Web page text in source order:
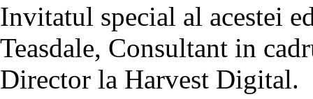
Invitatul special al acestei
Teasdale, Consultant in
Director la Harvest Digital.